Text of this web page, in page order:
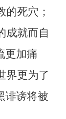
的死穴；
成就而自
更加痛
界更为了
诽谤将被